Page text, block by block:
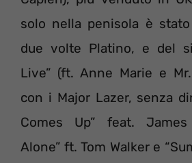
solo nella penisola è
due volte Platino, e del
Live” (ft. Anne Marie e
con i Major Lazer, senza
Comes Up” feat.
Alone” ft. Tom Walker e